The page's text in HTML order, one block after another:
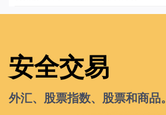
安全交易
外汇、股票指数、股票和商品。